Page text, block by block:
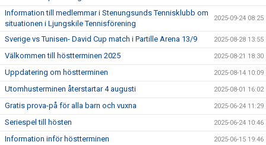
Information till medlemmar i Stenungsunds Tennisklubb om
situationen i Ljungskile Tennisförening
2025-09-24 08:25
Sverige vs Tunisen- David Cup match i Partille Arena 13/9 2025-08-28 13:55
Välkommen till höstterminen 2025 2025-08-21 18:30
Uppdatering om höstterminen 2025-08-14 10:09
Utomhusterminen återstartar 4 augusti 2025-08-01 16:02
Gratis prova-på för alla barn och vuxna 2025-06-24 11:29
Seriespel till hösten 2025-06-24 10:46
Information inför höstterminen 2025-06-15 19:46